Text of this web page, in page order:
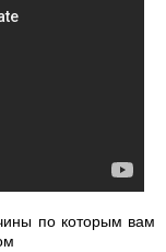
по которым вам